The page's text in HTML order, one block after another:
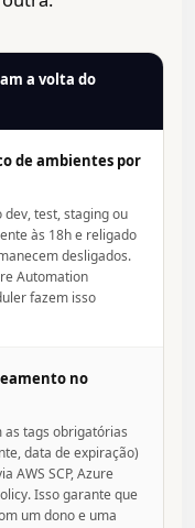
a volta do
de ambientes por
test, staging ou
às 18h e religado
desligados.
Automation
fazem isso
no
tags obrigatórias
data de expiração)
AWS SCP, Azure
Isso garante que
um dono e uma